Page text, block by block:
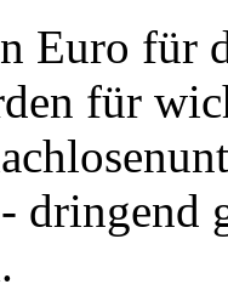
Euro für
für
dringend